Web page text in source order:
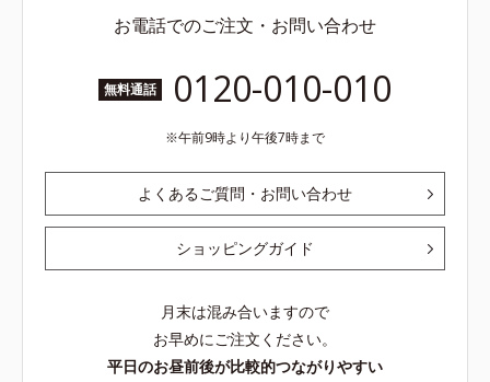
お電話でのご注文・お問い合わせ
無料通話 0120-010-010
午前9時より午後7時まで
よくあるご質問・お問い合わせ
ショッピングガイド
月末は混み合いますので
お早めにご注文ください。
平日のお昼前後が比較的つながりやすい